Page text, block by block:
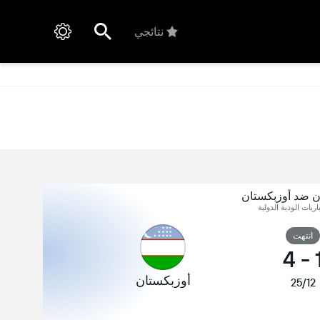
نتائجي
ضد أوزبكستان
الودية الدولية
انتهت
-
4
25/12 أوزبكستان